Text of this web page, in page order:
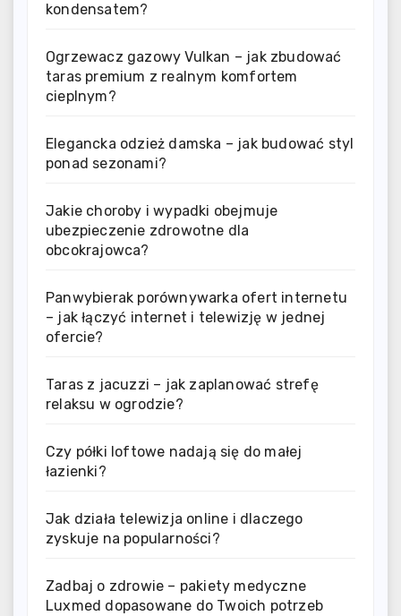
kondensatem?
Ogrzewacz gazowy Vulkan – jak zbudować
taras premium z realnym komfortem
cieplnym?
Elegancka odzież damska – jak budować styl
ponad sezonami?
Jakie choroby i wypadki obejmuje
ubezpieczenie zdrowotne dla
obcokrajowca?
Panwybierak porównywarka ofert internetu
– jak łączyć internet i telewizję w jednej
ofercie?
Taras z jacuzzi – jak zaplanować strefę
relaksu w ogrodzie?
Czy półki loftowe nadają się do małej
łazienki?
Jak działa telewizja online i dlaczego
zyskuje na popularności?
Zadbaj o zdrowie – pakiety medyczne
Luxmed dopasowane do Twoich potrzeb